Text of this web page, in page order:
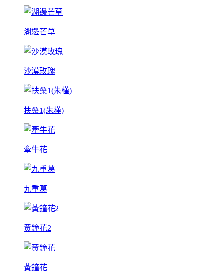
湖邊芒草
沙漠玫瑰
扶桑1(朱槿)
牽牛花
九重葛
黃鐘花2
黃鐘花